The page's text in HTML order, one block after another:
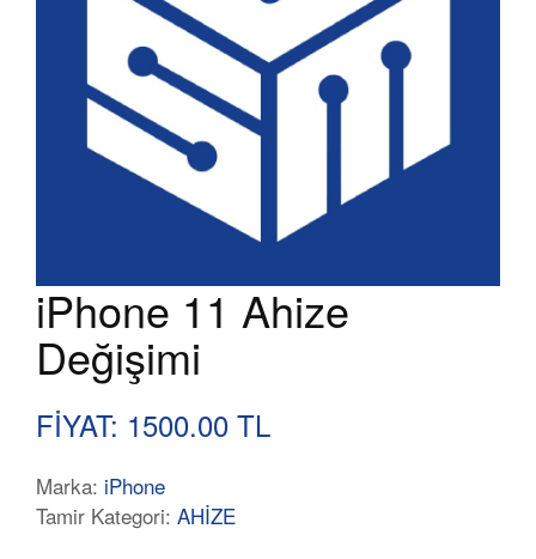
iPhone 11 Ahize
Değişimi
FİYAT: 1500.00 TL
Marka: iPhone
Tamir Kategori: AHİZE